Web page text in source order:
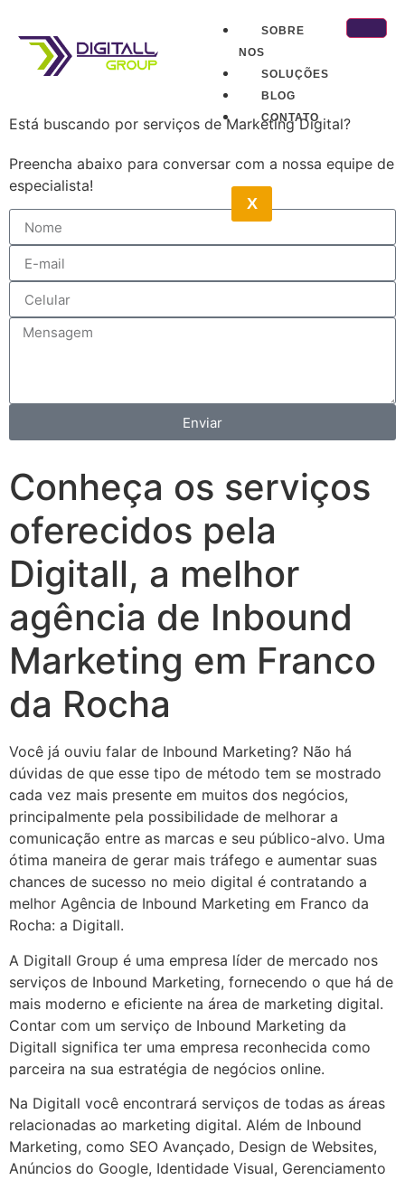
SOBRE
NOS
SOLUÇÕES
BLOG
CONTATO
X
Está buscando por serviços de Marketing Digital?
Preencha abaixo para conversar com a nossa equipe de
especialista!
Enviar
Conheça os serviços
oferecidos pela
Digitall, a melhor
agência de Inbound
Marketing em Franco
da Rocha
Você já ouviu falar de Inbound Marketing? Não há
dúvidas de que esse tipo de método tem se mostrado
cada vez mais presente em muitos dos negócios,
principalmente pela possibilidade de melhorar a
comunicação entre as marcas e seu público-alvo. Uma
ótima maneira de gerar mais tráfego e aumentar suas
chances de sucesso no meio digital é contratando a
melhor Agência de Inbound Marketing em Franco da
Rocha: a Digitall.
A Digitall Group é uma empresa líder de mercado nos
serviços de Inbound Marketing, fornecendo o que há de
mais moderno e eficiente na área de marketing digital.
Contar com um serviço de Inbound Marketing da
Digitall significa ter uma empresa reconhecida como
parceira na sua estratégia de negócios online.
Na Digitall você encontrará serviços de todas as áreas
relacionadas ao marketing digital. Além de Inbound
Marketing, como SEO Avançado, Design de Websites,
Anúncios do Google, Identidade Visual, Gerenciamento